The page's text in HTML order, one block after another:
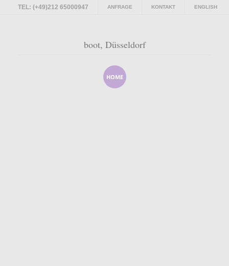
TEL: (+49)212 65000947 ENGLISH
ANFRAGE KONTAKT
HOME
boot, Düsseldorf
boot, Düsseldorf